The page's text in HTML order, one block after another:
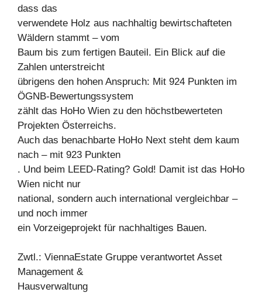
dass das
verwendete Holz aus nachhaltig bewirtschafteten
Wäldern stammt – vom
Baum bis zum fertigen Bauteil. Ein Blick auf die
Zahlen unterstreicht
übrigens den hohen Anspruch: Mit 924 Punkten im
ÖGNB-Bewertungssystem
zählt das HoHo Wien zu den höchstbewerteten
Projekten Österreichs.
Auch das benachbarte HoHo Next steht dem kaum
nach – mit 923 Punkten
. Und beim LEED-Rating? Gold! Damit ist das HoHo
Wien nicht nur
national, sondern auch international vergleichbar –
und noch immer
ein Vorzeigeprojekt für nachhaltiges Bauen.
Zwtl.: ViennaEstate Gruppe verantwortet Asset
Management &
Hausverwaltung